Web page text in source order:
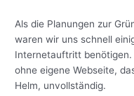
Als die Planungen zur
waren wir uns schnell
Internetauftritt
ohne eigene Webseite,
Helm, unvollständig.